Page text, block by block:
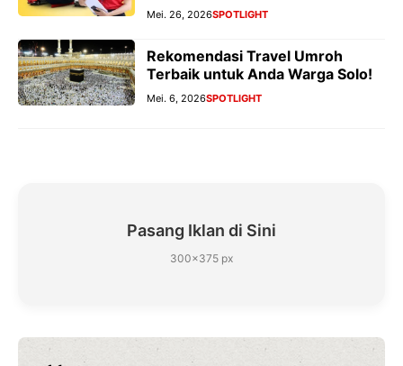
Mei. 26, 2026SPOTLIGHT
Rekomendasi Travel Umroh
Terbaik untuk Anda Warga Solo!
Mei. 6, 2026SPOTLIGHT
Pasang Iklan di Sini
300×375 px